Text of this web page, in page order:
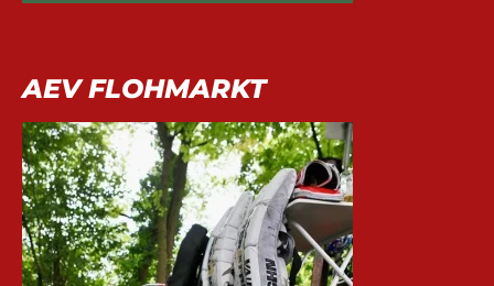
AEV FLOHMARKT